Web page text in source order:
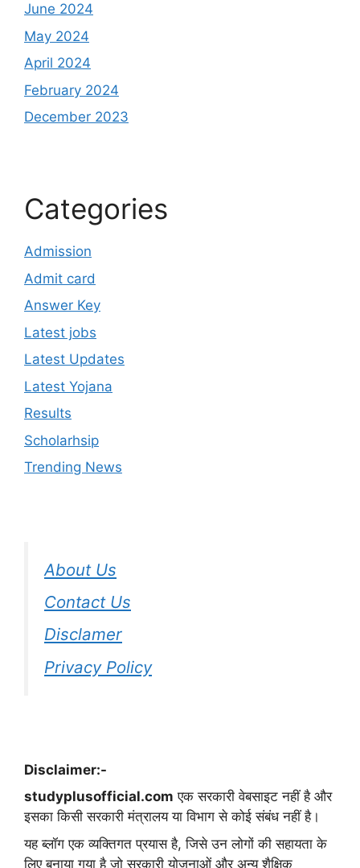
June 2024
May 2024
April 2024
February 2024
December 2023
Categories
Admission
Admit card
Answer Key
Latest jobs
Latest Updates
Latest Yojana
Results
Scholarhsip
Trending News
About Us
Contact Us
Disclamer
Privacy Policy
Disclaimer:-
studyplusofficial.com एक सरकारी वेबसाइट नहीं है और
इसका किसी सरकारी मंत्रालय या विभाग से कोई संबंध नहीं है।
यह ब्लॉग एक व्यक्तिगत प्रयास है, जिसे उन लोगों की सहायता के
लिए बनाया गया है जो सरकारी योजनाओं और अन्य शैक्षिक